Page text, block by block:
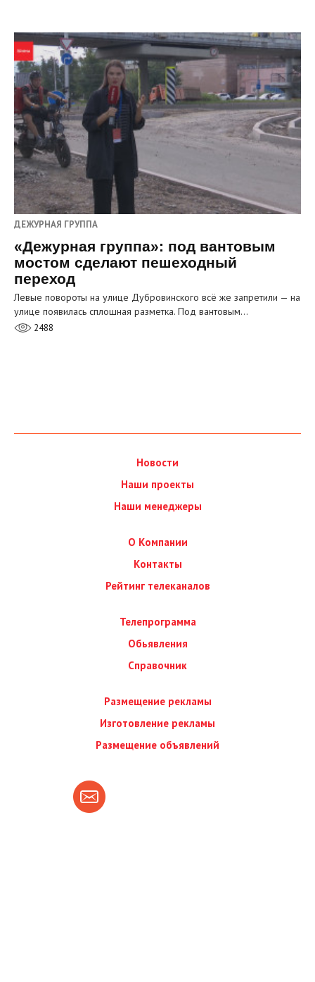
ДЕЖУРНАЯ ГРУППА
«Дежурная группа»: под вантовым
мостом сделают пешеходный
переход
Левые повороты на улице Дубровинского всё же запретили — на
улице появилась сплошная разметка. Под вантовым…
2488
Новости
Наши проекты
Наши менеджеры
О Компании
Контакты
Рейтинг телеканалов
Телепрограмма
Обьявления
Справочник
Размещение рекламы
Изготовление рекламы
Размещение объявлений